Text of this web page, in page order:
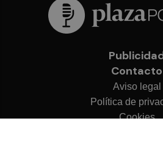
Contacto
Aviso legal
Política de
Cookies